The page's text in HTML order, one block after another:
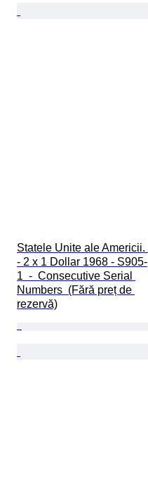
Statele Unite ale Americii.
- 2 x 1 Dollar 1968 - S905-
1  -  Consecutive Serial
Numbers  (Fără preț de
rezervă)